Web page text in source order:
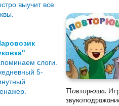
выучит все
слоги.
5-
Повторюша.